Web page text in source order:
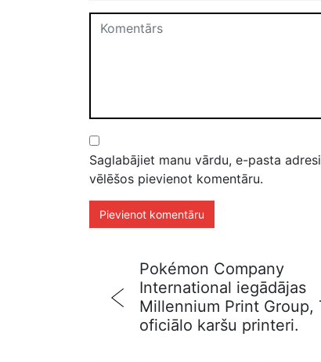
Saglabājiet manu vārdu, e-pasta
vēlēšos pievienot komentāru.
Pokémon Company
International iegādājas
Millennium Print Group,
oficiālo karšu printeri.